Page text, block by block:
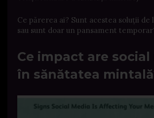
Ce părerea ai? Sunt acestea soluții de
sau sunt doar un pansament
Ce impact are social
în sănătatea